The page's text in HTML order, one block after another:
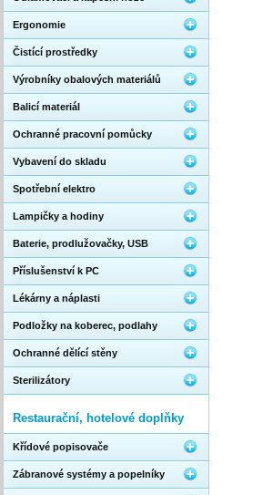
Ergonomie
Čistící prostředky
Výrobníky obalových materiálů
Balicí materiál
Ochranné pracovní pomůcky
Vybavení do skladu
Spotřební elektro
Lampičky a hodiny
Baterie, prodlužovačky, USB
Příslušenství k PC
Lékárny a náplasti
Podložky na koberec, podlahy
Ochranné dělící stěny
Sterilizátory
Restaurační, hotelové doplňky
Křídové popisovače
Zábranové systémy a popelníky